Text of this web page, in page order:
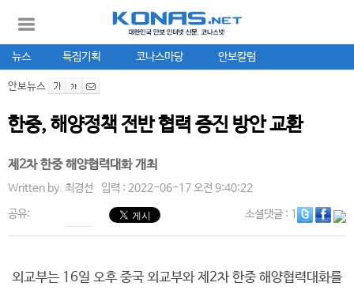
뉴스 특집기획 코나스마당 안보칼럼
안보뉴스
한중, 해양정책 전반 협력 증진 방안 교환
제2차 한중 해양협력대화 개최
Written by. 최경선 입력 : 2022-06-17 오전 9:40:22
공유: 소셜댓글: 1
외교부는 16일 오후 중국 외교부와 제2차 한중 해양협력대화를